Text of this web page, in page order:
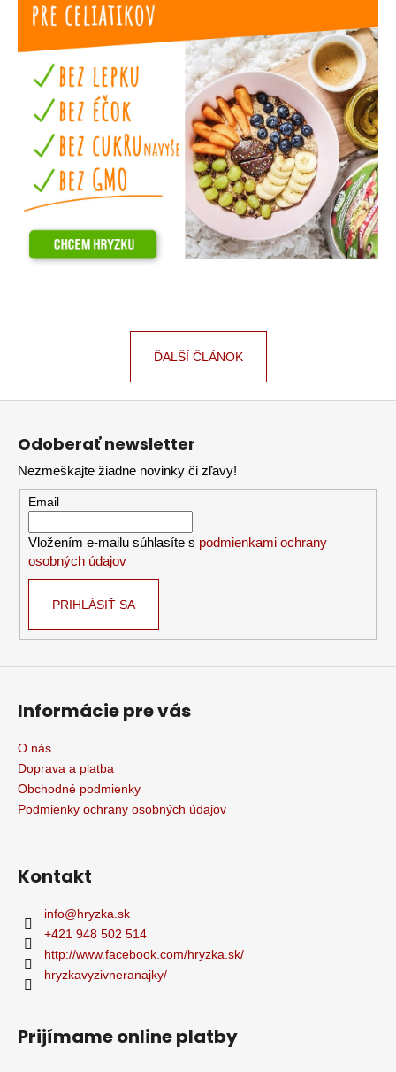
ĎALŠÍ ČLÁNOK
Z
Odoberať newsletter
Nezmeškajte žiadne novinky či zľavy!
Email
Vložením e-mailu súhlasíte s podmienkami ochrany
osobných údajov
PRIHLÁSIŤ SA
Informácie pre vás
O nás
Doprava a platba
Obchodné podmienky
Podmienky ochrany osobných údajov
Kontakt
info@hryzka.sk
+421 948 502 514
http://www.facebook.com/hryzka.sk/
hryzkavyzivneranajky/
Prijímame online platby